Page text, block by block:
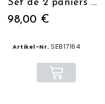
Set de 2 paniers mural
98,00 €
Artikel-Nr. SEB17164